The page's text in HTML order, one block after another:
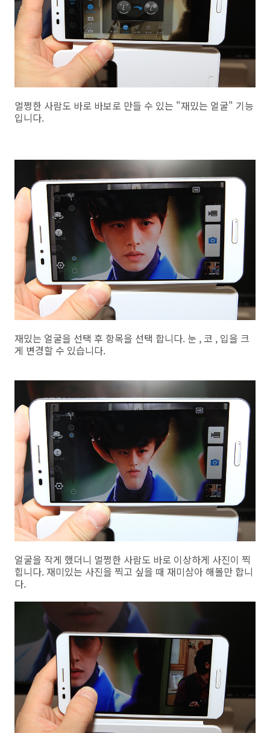
멀쩡한 사람도 바로 바보로 만들 수 있는 "재밌는 얼굴" 기능
입니다.
재밌는 얼굴을 선택 후 항목을 선택 합니다. 눈 , 코 , 입을 크
게 변경할 수 있습니다.
얼굴을 작게 했더니 멀쩡한 사람도 바로 이상하게 사진이 찍
힙니다. 재미있는 사진을 찍고 싶을 때 재미삼아 해볼만 합니
다.